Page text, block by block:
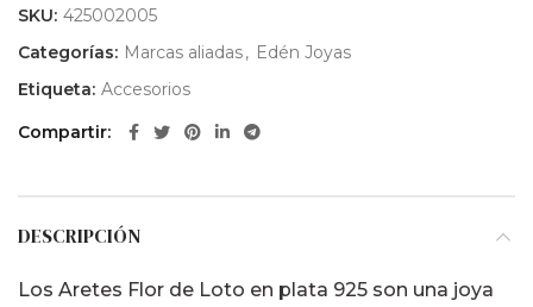
SKU: 425002005
Categorías: Marcas aliadas, Edén Joyas
Etiqueta: Accesorios
Compartir
DESCRIPCIÓN
Los Aretes Flor de Loto en plata 925 son una joya